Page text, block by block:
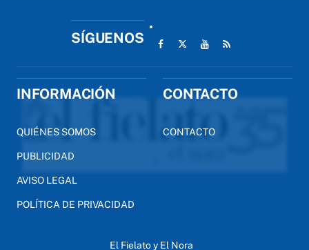
SÍGUENOS
INFORMACIÓN
QUIÉNES SOMOS
PUBLICIDAD
AVISO LEGAL
POLÍTICA DE PRIVACIDAD
CONTACTO
CONTACTO
El Fielato y El Nora